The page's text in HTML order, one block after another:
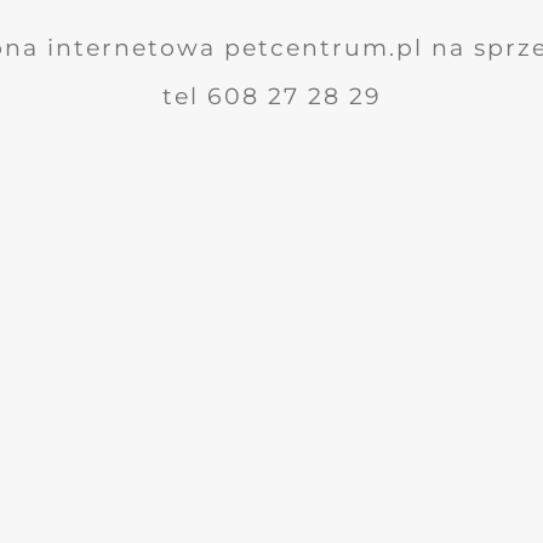
internetowa petcentrum.pl na
tel 608 27 28 29